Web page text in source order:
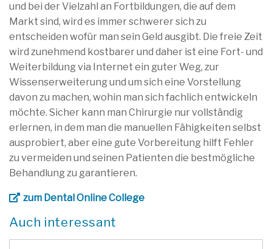
und bei der Vielzahl an Fortbildungen, die auf dem
Markt sind, wird es immer schwerer sich zu
entscheiden wofür man sein Geld ausgibt. Die freie Zeit
wird zunehmend kostbarer und daher ist eine Fort- und
Weiterbildung via Internet ein guter Weg, zur
Wissenserweiterung und um sich eine Vorstellung
davon zu machen, wohin man sich fachlich entwickeln
möchte. Sicher kann man Chirurgie nur vollständig
erlernen, in dem man die manuellen Fähigkeiten selbst
ausprobiert, aber eine gute Vorbereitung hilft Fehler
zu vermeiden und seinen Patienten die bestmögliche
Behandlung zu garantieren.
zum Dental Online College
Auch interessant